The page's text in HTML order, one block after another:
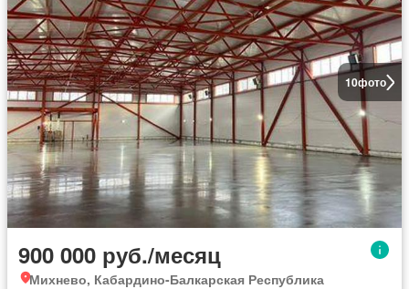
10фото
900 000 руб./месяц
Михнево, Кабардино-Балкарская Республика